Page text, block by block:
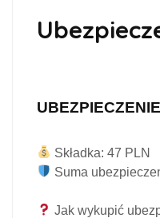
Składka: 47 PLN
Suma
Jak wykupić